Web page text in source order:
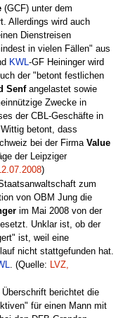
(GCF) unter dem
Allerdings wird auch
Dienstreisen
in vielen Fällen" aus
KWL-GF Heininger wird
der "betont festlichen
Senfangelastet sowie
Zwecke in
der CBL-Geschäfte in
betont, dass
bei der Firma Value
der Leipziger
)
zum
von OBM Jung die
im Mai 2008 von der
Unklar ist, ob der
ist, weil eine
nicht stattgefunden hat.
. (Quelle: LVZ,
berichtet die
für einen Mann mit